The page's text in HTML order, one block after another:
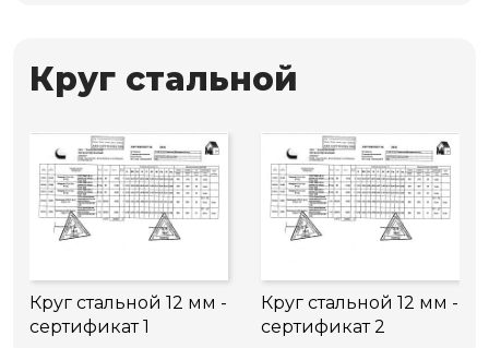
Круг стальной
Круг стальной 12 мм -
сертификат 1
Круг стальной 12 мм -
сертификат 2